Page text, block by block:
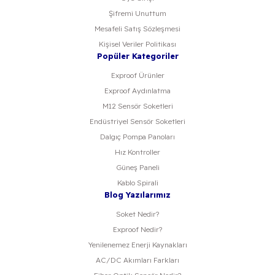
Şifremi Unuttum
Mesafeli Satış Sözleşmesi
Kişisel Veriler Politikası
Popüler Kategoriler
Exproof Ürünler
Exproof Aydınlatma
M12 Sensör Soketleri
Endüstriyel Sensör Soketleri
Dalgıç Pompa Panoları
Hız Kontroller
Güneş Paneli
Kablo Spirali
Blog Yazılarımız
Soket Nedir?
Exproof Nedir?
Yenilenemez Enerji Kaynakları
AC/DC Akımları Farkları